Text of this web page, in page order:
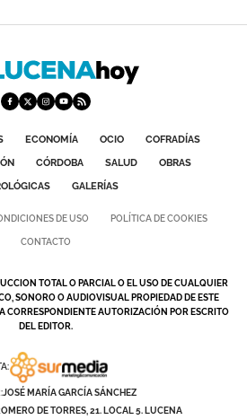
ECONOMÍA OCIO
COFRADÍAS
CÓRDOBA SALUD
OBRAS
GALERÍAS
DE USO POLÍTICA DE COOKIES
CONTACTO
TOTAL O PARCIAL O EL USO DE CUALQUIER
SONORO O AUDIOVISUAL PROPIEDAD DE ESTE
CORRESPONDIENTE AUTORIZACIÓN POR ESCRITO
DEL EDITOR.
JOSÉ MARÍA GARCÍA SÁNCHEZ
DE TORRES, 21. LOCAL 5. LUCENA